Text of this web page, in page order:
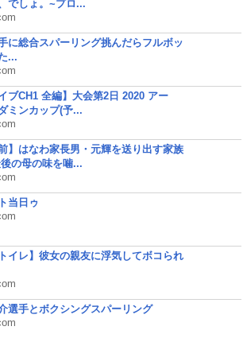
でしょ。~プロ...
に総合スパーリング挑んだらフルボッ
...
ブCH1 全編】大会第2日 2020 アー
ミンカップ(予...
】はなわ家長男・元輝を送り出す家族
の母の味を噛...
当日ゥ
イレ】彼女の親友に浮気してボコられ
選手とボクシングスパーリング